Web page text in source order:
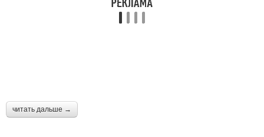
читать дальше →